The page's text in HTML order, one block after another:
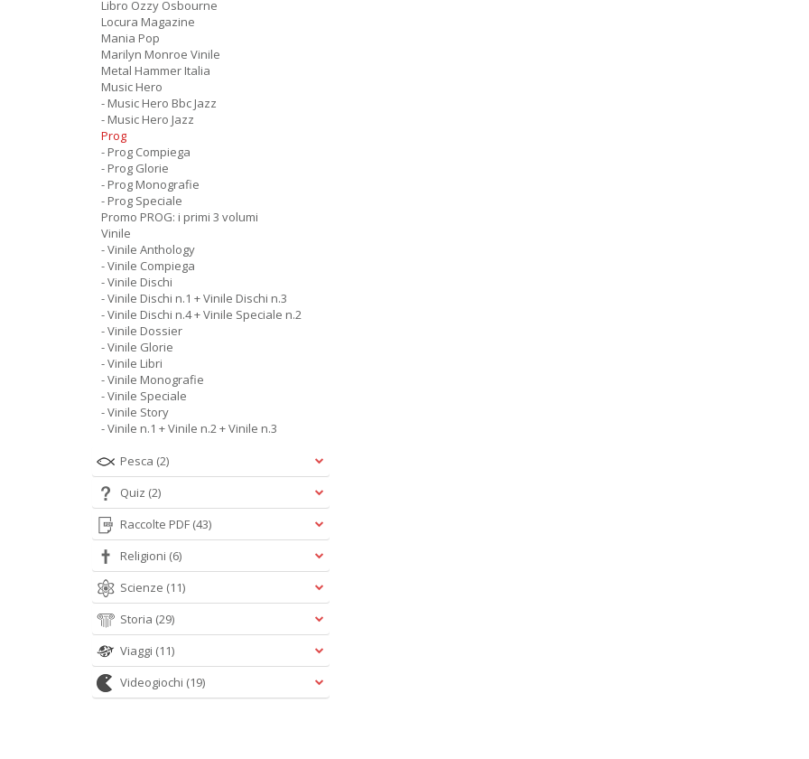
Libro Ozzy Osbourne
Locura Magazine
Mania Pop
Marilyn Monroe Vinile
Metal Hammer Italia
Music Hero
- Music Hero Bbc Jazz
- Music Hero Jazz
Prog
- Prog Compiega
- Prog Glorie
- Prog Monografie
- Prog Speciale
Promo PROG: i primi 3 volumi
Vinile
- Vinile Anthology
- Vinile Compiega
- Vinile Dischi
- Vinile Dischi n.1 + Vinile Dischi n.3
- Vinile Dischi n.4 + Vinile Speciale n.2
- Vinile Dossier
- Vinile Glorie
- Vinile Libri
- Vinile Monografie
- Vinile Speciale
- Vinile Story
- Vinile n.1 + Vinile n.2 + Vinile n.3
Pesca (2)
Quiz (2)
Raccolte PDF (43)
Religioni (6)
Scienze (11)
Storia (29)
Viaggi (11)
Videogiochi (19)